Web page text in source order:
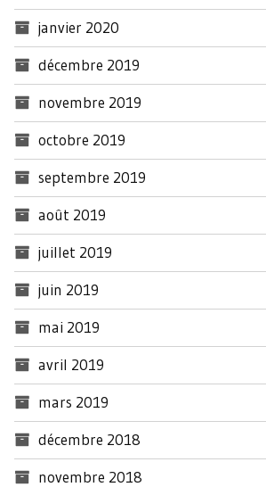
janvier 2020
décembre 2019
novembre 2019
octobre 2019
septembre 2019
août 2019
juillet 2019
juin 2019
mai 2019
avril 2019
mars 2019
décembre 2018
novembre 2018